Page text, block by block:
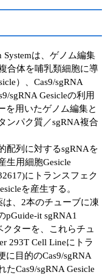
Systemは、ゲノム編集
合体を哺乳類細胞に導
）、Cas9/sgRNA
sgRNA Gesicleの利用
を用いたゲノム編集と
ンパク質／sgRNA複合
配列に対するsgRNAを
生用細胞Gesicle
にトランスフェク
を産生する。
は、2本のチューブに凍
pGuide-it sgRNA1
ターを、これらチュ
293T Cell Lineにトラ
に目的のCas9/sgRNA
Cas9/sgRNA Gesicle